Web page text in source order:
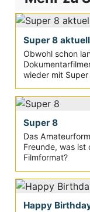
Super 8 aktuell
Obwohl schon
wieder mit Super
Super 8
Das
Freunde, was ist
Filmformat?
Happy